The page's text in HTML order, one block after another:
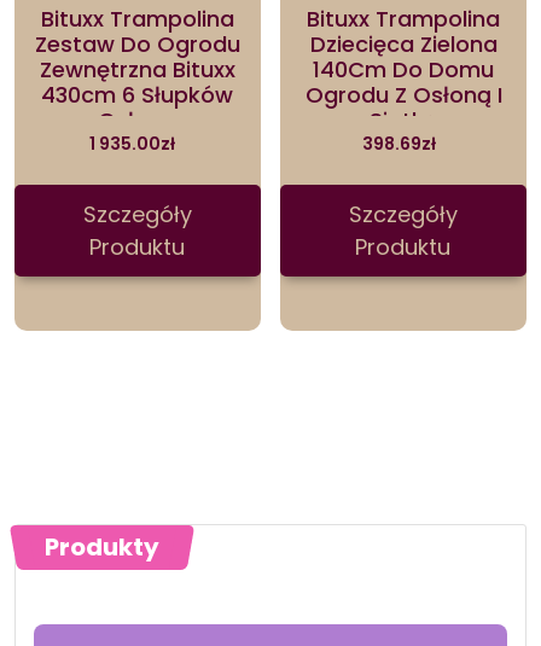
Bituxx Trampolina
Zestaw Do Ogrodu
Zewnętrzna Bituxx
430cm 6 Słupków
Osłona
1 935.00zł
Szczegóły
Produktu
Bituxx Trampolina
Dziecięca Zielona
140Cm Do Domu
Ogrodu Z Osłoną I
Siatką
398.69zł
Szczegóły
Produktu
Produkty